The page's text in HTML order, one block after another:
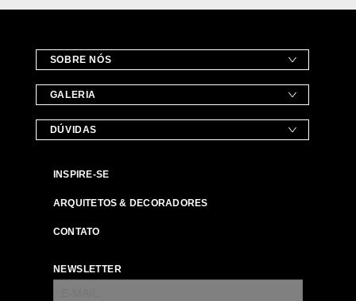
SOBRE NÓS
GALERIA
DÚVIDAS
INSPIRE-SE
ARQUITETOS & DECORADORES
CONTATO
NEWSLETTER